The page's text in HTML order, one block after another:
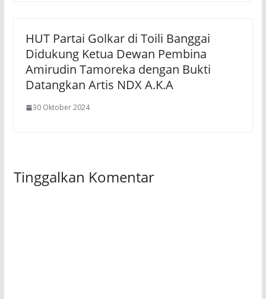
HUT Partai Golkar di Toili Banggai
Didukung Ketua Dewan Pembina
Amirudin Tamoreka dengan Bukti
Datangkan Artis NDX A.K.A
30 Oktober 2024
Tinggalkan Komentar